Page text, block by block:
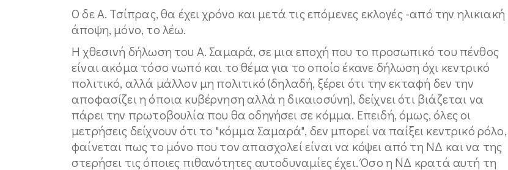
Ο δε Α. Τσίπρας, θα έχει χρόνο και μετά τις επόμενες εκλογές -από την ηλικιακή
άποψη, μόνο, το λέω.
Η χθεσινή δήλωση του Α. Σαμαρά, σε μια εποχή που το προσωπικό του πένθος
είναι ακόμα τόσο νωπό και το θέμα για το οποίο έκανε δήλωση όχι κεντρικό
πολιτικό, αλλά μάλλον μη πολιτικό (δηλαδή, ξέρει ότι την εκταφή δεν την
αποφασίζει η όποια κυβέρνηση αλλά η δικαιοσύνη), δείχνει ότι βιάζεται να
πάρει την πρωτοβουλία που θα οδηγήσει σε κόμμα. Επειδή, όμως, όλες οι
μετρήσεις δείχνουν ότι το "κόμμα Σαμαρά", δεν μπορεί να παίξει κεντρικό ρόλο,
φαίνεται πως το μόνο που τον απασχολεί είναι να κόψει από τη ΝΔ και να της
στερήσει τις όποιες πιθανότητες αυτοδυναμίες έχει. Όσο η ΝΔ κρατά αυτή τη